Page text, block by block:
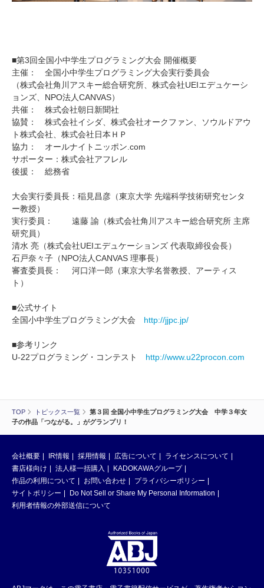
TOP トピックス一覧
第３回 全国小中学生プログラミング大会 中学３年女
子の作品「つながる。」がグランプリ！
■第3回全国小中学生プログラミング大会 開催概要
主催： 全国小中学生プログラミング大会実行委員会
（株式会社角川アスキー総合研究所、株式会社UEIエデュケーシ
ョンズ、NPO法人CANVAS）
共催： 株式会社朝日新聞社
協賛： 株式会社イシダ、株式会社オークファン、ソウルドアウ
ト株式会社、株式会社日本ＨＰ
協力： オールナイトニッポン.com
サポーター：株式会社アフレル
後援： 総務省
大会実行委員長：稲見昌彦（東京大学 先端科学技術研究センタ
ー教授）
実行委員： 遠藤 諭（株式会社角川アスキー総合研究所 主席
研究員）
清水 亮（株式会社UEIエデュケーションズ 代表取締役会長）
石戸奈々子（NPO法人CANVAS 理事長）
審査委員長： 河口洋一郎（東京大学名誉教授、アーティス
ト）
■公式サイト
全国小中学生プログラミング大会 http://jjpc.jp/
■参考リンク
U-22プログラミング・コンテスト http://www.u22procon.com
会社概要 IR情報 採用情報 広告について
ライセンスについて
書店様向け
法人様一括購入
KADOKAWAグループ
作品の利用について
お問い合わせ
プライバシーポリシー
サイトポリシー
Do Not Sell or Share My Personal Information
利用者情報の外部送信について